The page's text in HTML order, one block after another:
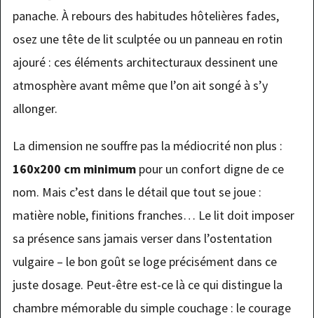
panache. À rebours des habitudes hôtelières fades,
osez une tête de lit sculptée ou un panneau en rotin
ajouré : ces éléments architecturaux dessinent une
atmosphère avant même que l’on ait songé à s’y
allonger.
La dimension ne souffre pas la médiocrité non plus :
160x200 cm minimumpour un confort digne de ce
nom. Mais c’est dans le détail que tout se joue :
matière noble, finitions franches… Le lit doit imposer
sa présence sans jamais verser dans l’ostentation
vulgaire – le bon goût se loge précisément dans ce
juste dosage. Peut-être est-ce là ce qui distingue la
chambre mémorable du simple couchage : le courage